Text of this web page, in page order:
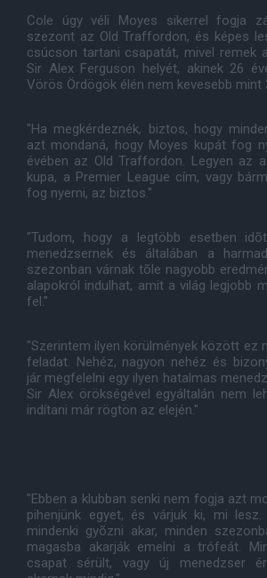
Cole úgy véli Moyes sikerrel fogja
szezont az Old Traffordon, és képes
csúcson tartani csapatát, mivel remek
Sir Alex Ferguson helyét, akinek 26
Vörös Ördögök élén nem kevesebb
"Ha megkérdeznék, biztos, hogy
azt mondaná, hogy Moyes kupát fog
évében az Old Traffordon. Legyen az
kupa, a Premier League cím, vagy
fog nyerni, az biztos."
"Tudom, hogy a legtöbb esetben
menedzsernek és általában a
szezonban várnak tõle nagyobb
alapokról indulhat, amit a világ legjobb
fel."
"Szerintem ilyen körülmények között ez
feladat. Nehéz, nagyon nehéz és
jár megfelelni egy ilyen hatalmas
Sir Alex örökségével egyáltalán nem
indítani már rögtön az elején."
"Ebben a klubban senki nem fogja azt
pihenjünk egyet, és várjuk ki, mi lesz.
mindenki gyõzni akar, minden
magasba akarják emelni a trófeát.
csapat sérült, vagy új menedzser